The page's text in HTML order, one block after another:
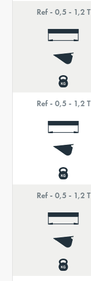
Ref - 0,5 - 1,2 T
Ref - 0,5 - 1,2 T
Ref - 0,5 - 1,2 T